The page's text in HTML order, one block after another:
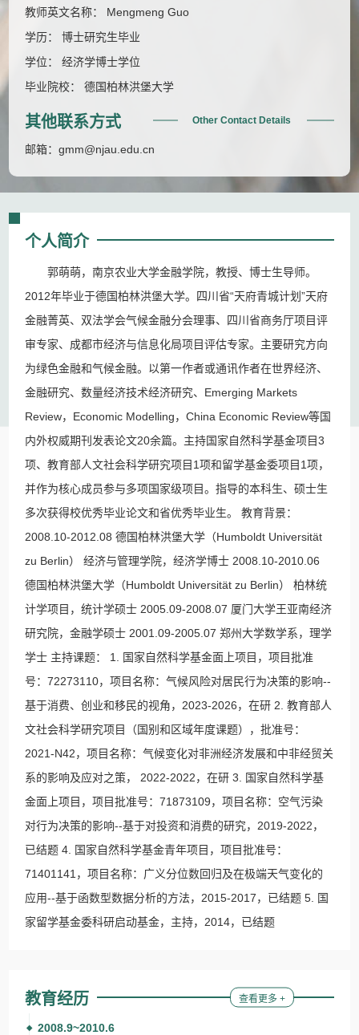
教师英文名称： Mengmeng Guo
学历： 博士研究生毕业
学位： 经济学博士学位
毕业院校： 德国柏林洪堡大学
其他联系方式 Other Contact Details
邮箱：gmm@njau.edu.cn
个人简介
郭萌萌，南京农业大学金融学院，教授、博士生导师。
2012年毕业于德国柏林洪堡大学。四川省“天府青城计划”天府
金融菁英、双法学会气候金融分会理事、四川省商务厅项目评
审专家、成都市经济与信息化局项目评估专家。主要研究方向
为绿色金融和气候金融。以第一作者或通讯作者在世界经济、
金融研究、数量经济技术经济研究、Emerging Markets
Review，Economic Modelling，China Economic Review等国
内外权威期刊发表论文20余篇。主持国家自然科学基金项目3
项、教育部人文社会科学研究项目1项和留学基金委项目1项，
并作为核心成员参与多项国家级项目。指导的本科生、硕士生
多次获得校优秀毕业论文和省优秀毕业生。 教育背景：
2008.10-2012.08 德国柏林洪堡大学（Humboldt Universität
zu Berlin） 经济与管理学院，经济学博士 2008.10-2010.06
德国柏林洪堡大学（Humboldt Universität zu Berlin） 柏林统
计学项目，统计学硕士 2005.09-2008.07 厦门大学王亚南经济
研究院，金融学硕士 2001.09-2005.07 郑州大学数学系，理学
学士 主持课题： 1. 国家自然科学基金面上项目，项目批准
号：72273110，项目名称：气候风险对居民行为决策的影响--
基于消费、创业和移民的视角，2023-2026，在研 2. 教育部人
文社会科学研究项目（国别和区域年度课题），批准号：
2021-N42，项目名称：气候变化对非洲经济发展和中非经贸关
系的影响及应对之策， 2022-2022，在研 3. 国家自然科学基
金面上项目，项目批准号：71873109，项目名称：空气污染
对行为决策的影响--基于对投资和消费的研究，2019-2022，
已结题 4. 国家自然科学基金青年项目，项目批准号：
71401141，项目名称：广义分位数回归及在极端天气变化的
应用--基于函数型数据分析的方法，2015-2017，已结题 5. 国
家留学基金委科研启动基金，主持，2014，已结题
教育经历 查看更多 +
2008.9~2010.6